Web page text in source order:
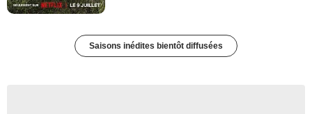
Saisons inédites bientôt diffusées